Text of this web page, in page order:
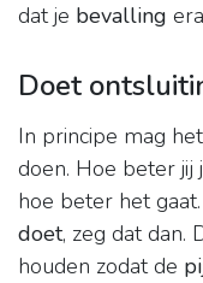
dat je bevalling
Doet
In principe mag
doen. Hoe beter jij
hoe beter het
doet, zeg dat dan.
houden zodat de